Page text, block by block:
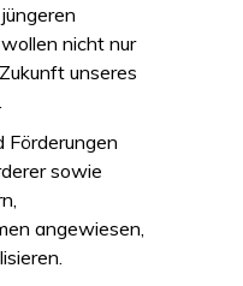
nicht nur
unseres
Förderungen
sowie
angewiesen,